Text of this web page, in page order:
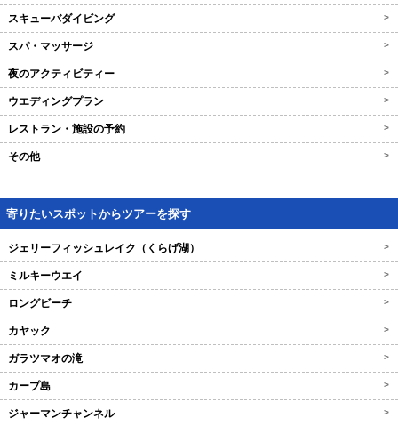
スキューバダイビング >
スパ・マッサージ >
夜のアクティビティー >
ウエディングプラン >
レストラン・施設の予約 >
その他 >
寄りたいスポットからツアーを探す
ジェリーフィッシュレイク（くらげ湖） >
ミルキーウエイ >
ロングビーチ >
カヤック >
ガラツマオの滝 >
カープ島 >
ジャーマンチャンネル >